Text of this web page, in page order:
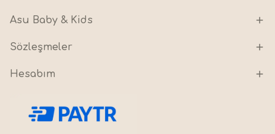
Asu Baby & Kids
Sözleşmeler
Hesabım